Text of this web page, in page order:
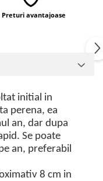
Preturi avantajoase
initial in
perena, ea
an, dar dupa
Se poate
an, preferabil
8 cm in